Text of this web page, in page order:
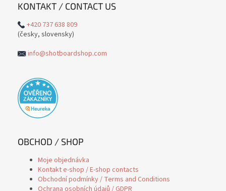
KONTAKT / CONTACT US
+420 737 638 809
(česky, slovensky)
info@shotboardshop.com
OBCHOD / SHOP
Moje objednávka
Kontakt e-shop / E-shop contacts
Obchodní podmínky / Terms and Conditions